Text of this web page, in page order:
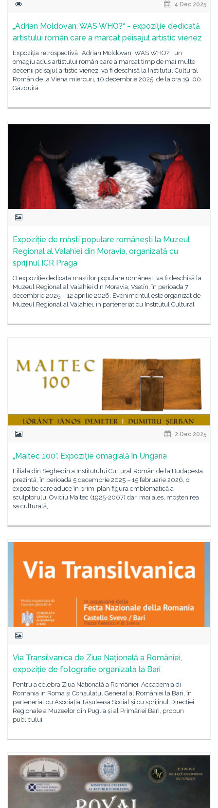
4 Dec 2025
„Adrian Moldovan: WAS WHO?“ - expoziție dedicată
artistului român care a marcat peisajul artistic vienez
Expoziția retrospectivă „Adrian Moldovan: WAS WHO?“, un
omagiu adus artistului român care a marcat timp de mai multe
decenii peisajul artistic vienez, va fi deschisă la Institutul Cultural
Român de la Viena miercuri, 10 decembrie 2025, de la ora 19. 00.
Găzduită
Expoziție de măști populare românești la Muzeul
Regional al Valahiei din Moravia, organizată cu
sprijinul ICR Praga
O expoziție dedicată măștilor populare românești va fi deschisă la
Muzeul Regional al Valahiei din Moravia, Vsetín, în perioada 7
decembrie 2025 – 12 aprilie 2026. Evenimentul este organizat de
Muzeul Regional al Valahiei, în parteneriat cu Institutul Cultural
2 Dec 2025
„Maitec 100”. Expoziție omagială în Ungaria
Filiala din Seghedin a Institutului Cultural Român de la Budapesta
prezintă, în perioada 5 decembrie 2025 – 15 februarie 2026, o
expoziție care aduce în prim-plan figura emblematică a
sculptorului Ovidiu Maitec (1925-2007) dar, mai ales, moștenirea
sa culturală,
Via Transilvanica de Ziua Națională a României,
expoziție de fotografie organizată la Bari
Pentru a celebra Ziua Națională a României, Accademia di
Romania in Roma și Consulatul General al României la Bari, în
parteneriat cu Asociația Tășuleasa Social și cu sprijinul Direcției
Regionale a Muzeelor din Puglia și al Primăriei Bari, propun
publicului